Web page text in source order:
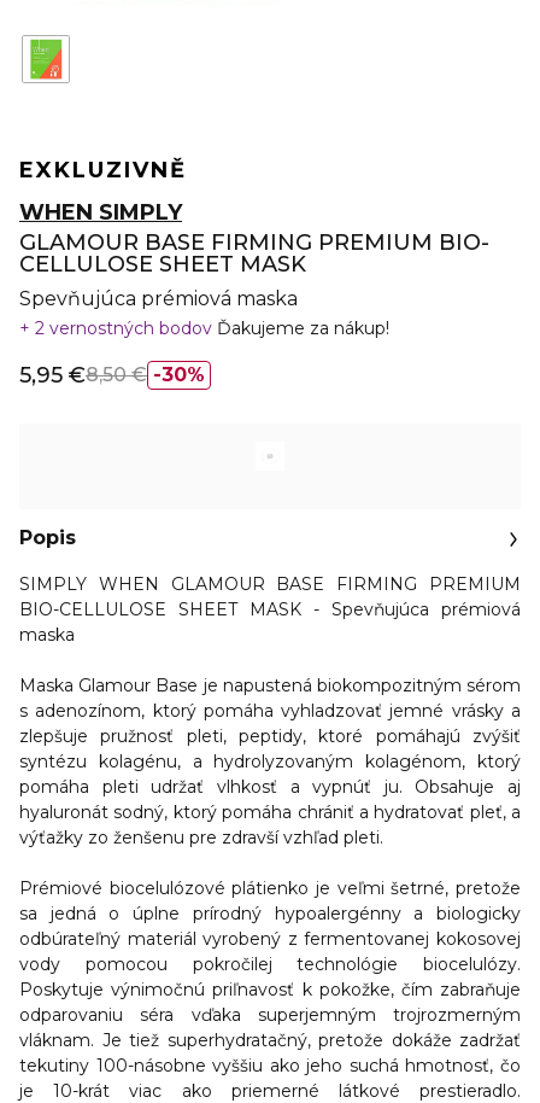
EXKLUZIVNĚ
WHEN SIMPLY
GLAMOUR BASE FIRMING PREMIUM BIO-
CELLULOSE SHEET MASK
Spevňujúca prémiová maska
2 vernostných bodov Ďakujeme za nákup!
30%
5,95 €8,50 €
Popis
SIMPLY WHEN GLAMOUR BASE FIRMING PREMIUM
BIO-CELLULOSE SHEET MASK - Spevňujúca prémiová
maska
Maska Glamour Base je napustená biokompozitným sérom
s adenozínom, ktorý pomáha vyhladzovať jemné vrásky a
zlepšuje pružnosť pleti, peptidy, ktoré pomáhajú zvýšiť
syntézu kolagénu, a hydrolyzovaným kolagénom, ktorý
pomáha pleti udržať vlhkosť a vypnúť ju. Obsahuje aj
hyaluronát sodný, ktorý pomáha chrániť a hydratovať pleť, a
výťažky zo ženšenu pre zdravší vzhľad pleti.
Prémiové biocelulózové plátienko je veľmi šetrné, pretože
sa jedná o úplne prírodný hypoalergénny a biologicky
odbúrateľný materiál vyrobený z fermentovanej kokosovej
vody pomocou pokročilej technológie biocelulózy.
Poskytuje výnimočnú priľnavosť k pokožke, čím zabraňuje
odparovaniu séra vďaka superjemným trojrozmerným
vláknam. Je tiež superhydratačný, pretože dokáže zadržať
tekutiny 100-násobne vyššiu ako jeho suchá hmotnosť, čo
je 10-krát viac ako priemerné látkové prestieradlo.